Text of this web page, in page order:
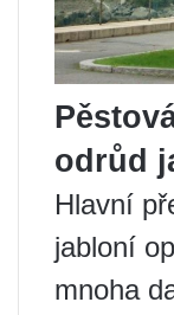
odrůd
Hlavní
jabloní
mnoha